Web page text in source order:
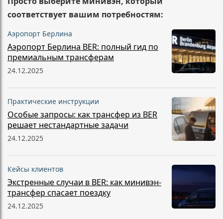
соответствует вашим потребностям:
Аэропорт Берлина
Аэропорт Берлина BER: полный гид по
премиальным трансферам
24.12.2025
Практические инструкции
Особые запросы: как трансфер из BER
решает нестандартные задачи
24.12.2025
Кейсы клиентов
Экстренные случаи в BER: как минивэн-
трансфер спасает поездку
24.12.2025